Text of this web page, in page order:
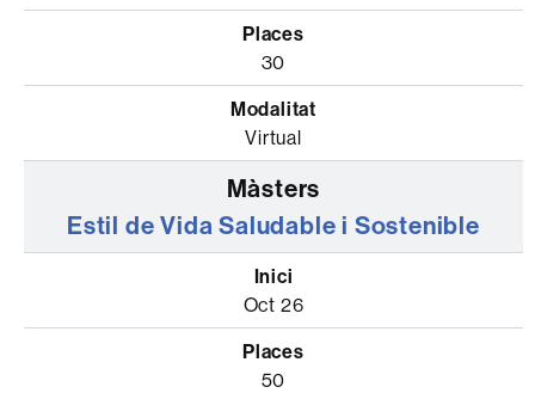
30
Virtual
Estil de Vida Saludable i Sostenible
Oct 26
50